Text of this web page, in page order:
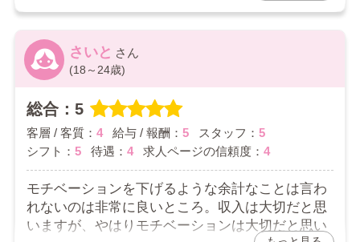
ーズで費用が掛からないのが大変良かったです。
ちゃんと希望を聞いてくれて、出来ないことはち
ゃんと言ってくれて信用出来ました。
2026/03/15
お店からの返信コメント
イチゴさんへ
口コミありがとうございます。
当店では出来ない場合もありますが、その方の希望に
沿って対応をさせて頂いております。
なるべく負担が少ないようにしております。
是非、ご希望を教えて頂きたいです。
さいと
(18～24歳)
総合：5
客層 / 客質： 4 給与 / 報酬： 5 スタッフ： 5
シフト： 5 待遇： 4 求人ページの信頼度： 4
モチベーションを下げるような余計なことは言わ
れないのは非常に良いところ。収入は大切だと思
いますが、やはりモチベーションは大切だと思い